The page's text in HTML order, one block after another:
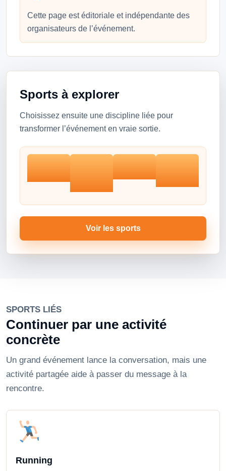
Cette page est éditoriale et indépendante des
organisateurs de l’événement.
Sports à explorer
Choisissez ensuite une discipline liée pour
transformer l’événement en vraie sortie.
Voir les sports
SPORTS LIÉS
Continuer par une activité
concrète
Un grand événement lance la conversation, mais une
activité partagée aide à passer du message à la
rencontre.
Running